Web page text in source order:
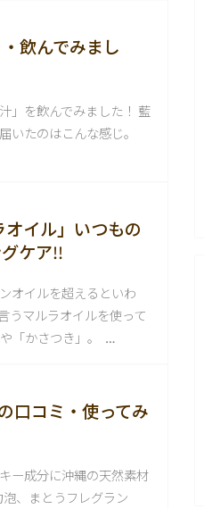
飲んでみまし
」を飲んでみました！ 藍
いたのはこんな感じ。
イル」いつもの
ケア!!
オイルを超えるといわ
うマルラオイルを使って
「かさつき」。 …
口コミ・使ってみ
ー成分に沖縄の天然素材
、まとうフレグラン